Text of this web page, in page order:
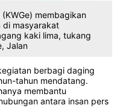
membagikan
masyarakat
kaki lima, tukang
Jalan
berbagi daging
tahun mendatang.
membantu
antara insan pers